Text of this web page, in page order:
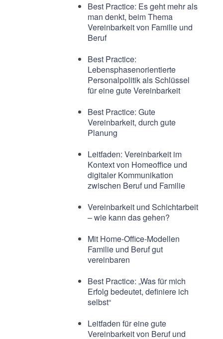
Best Practice: Es geht mehr als
man denkt, beim Thema
Vereinbarkeit von Familie und
Beruf
Best Practice:
Lebensphasenorientierte
Personalpolitik als Schlüssel
für eine gute Vereinbarkeit
Best Practice: Gute
Vereinbarkeit, durch gute
Planung
Leitfaden: Vereinbarkeit im
Kontext von Homeoffice und
digitaler Kommunikation
zwischen Beruf und Familie
Vereinbarkeit und Schichtarbeit
– wie kann das gehen?
Mit Home-Office-Modellen
Familie und Beruf gut
vereinbaren
Best Practice: „Was für mich
Erfolg bedeutet, definiere ich
selbst“
Leitfaden für eine gute
Vereinbarkeit von Beruf und